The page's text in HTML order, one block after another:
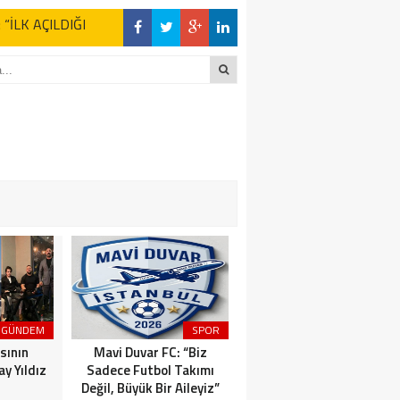
Terk
Açıklamalar
Terk
GÜNDEM
Yıldız
SPOR
Mavi Duvar FC: “Biz
Sadece Futbol Takımı
Değil, Büyük Bir Aileyiz”